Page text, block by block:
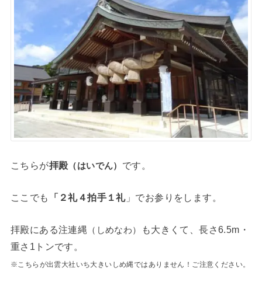
こちらが拝殿（はいでん） です。
ここでも 「２礼４拍手１礼」でお参りをします。
拝殿にある注連縄 （しめなわ）
も大きくて、長さ6.5m・
重さ1トンです。
※こちらが出雲大社いち大きいしめ縄ではありません！ご注意ください。